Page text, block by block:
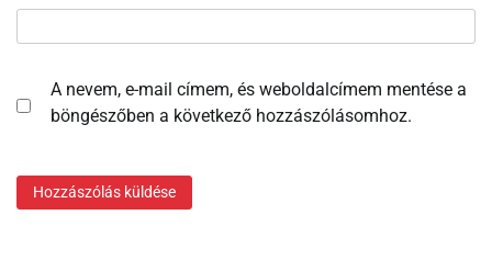
A nevem, e-mail címem, és weboldalcímem mentése a
böngészőben a következő hozzászólásomhoz.